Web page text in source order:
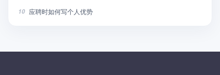
10 应聘时如何写个人优势